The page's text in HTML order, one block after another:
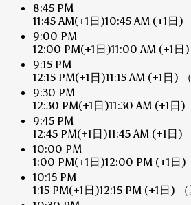
8:45 PM
11:45 AM(+1日)10:45 AM (+1日)
9:00 PM
12:00 PM(+1日)11:00 AM (+1日)
9:15 PM
12:15 PM(+1日)11:15 AM (+1日)
9:30 PM
12:30 PM(+1日)11:30 AM (+1日)
9:45 PM
12:45 PM(+1日)11:45 AM (+1日)
10:00 PM
1:00 PM(+1日)12:00 PM (+1日)
10:15 PM
1:15 PM(+1日)12:15 PM (+1日)